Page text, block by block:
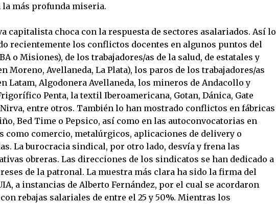
la más profunda miseria.
capitalista choca con la respuesta de sectores asalariados. Así lo
recientemente los conflictos docentes en algunos puntos del
o Misiones), de los trabajadores/as de la salud, de estatales y
Moreno, Avellaneda, La Plata), los paros de los trabajadores/as
Latam, Algodonera Avellaneda, los mineros de Andacollo y
Penta, la textil Iberoamericana, Gotan, Dánica, Gate
Nirva, entre otros. También lo han mostrado conflictos en fábricas
Bed Time o Pepsico, así como en las autoconvocatorias en
como comercio, metalúrgicos, aplicaciones de delivery o
La burocracia sindical, por otro lado, desvía y frena las
obreras. Las direcciones de los sindicatos se han dedicado a
de la patronal. La muestra más clara ha sido la firma del
a instancias de Alberto Fernández, por el cual se acordaron
rebajas salariales de entre el 25 y 50%. Mientras los